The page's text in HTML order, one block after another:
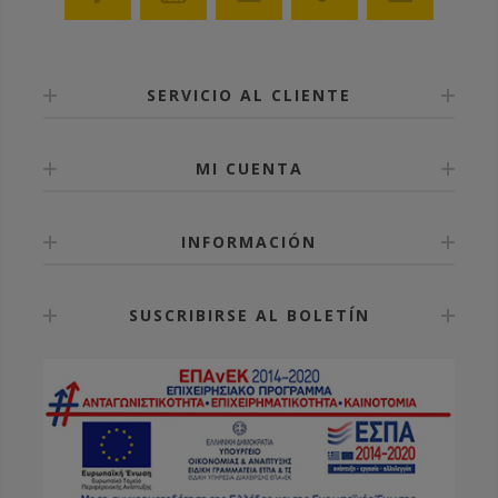
holding it from the top, or by hand using our
from the body to remove it. This is very useful
because a potential thief will need special equipment.
top cover, as ventilation or entrance in the frontside /
enemies, as ventilation on the sides, or as a big hive
the intruders can be handled. We close the front
drastic measures if we want to prevent plunder, we
just seal the plugs on the top cover.
Some other examples of how to use the New ANEL
Entrance, Ventilation & Feeding Plug. During spring if
we want to use a second hive body, it is very useful
to have a second entrance in the upper hive body for
SERVICIO AL CLIENTE
MI CUENTA
INFORMACIÓN
SUSCRIBIRSE AL BOLETÍN